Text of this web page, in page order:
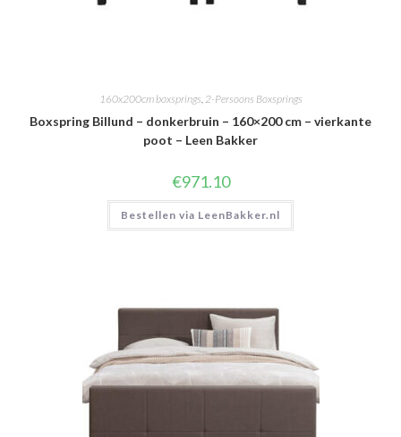
160x200cm boxsprings,2-Persoons Boxsprings
Boxspring Billund – donkerbruin – 160×200 cm – vierkante
poot – Leen Bakker
€971.10
Bestellen via LeenBakker.nl